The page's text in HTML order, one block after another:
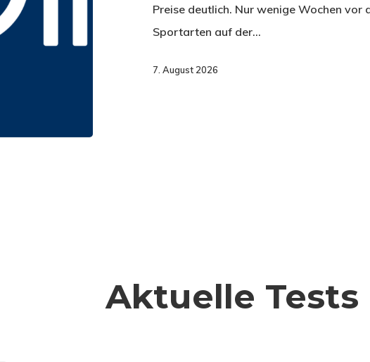
Preise deutlich. Nur wenige Wochen
Sportarten auf der…
7. August 2026
Aktuelle Tests